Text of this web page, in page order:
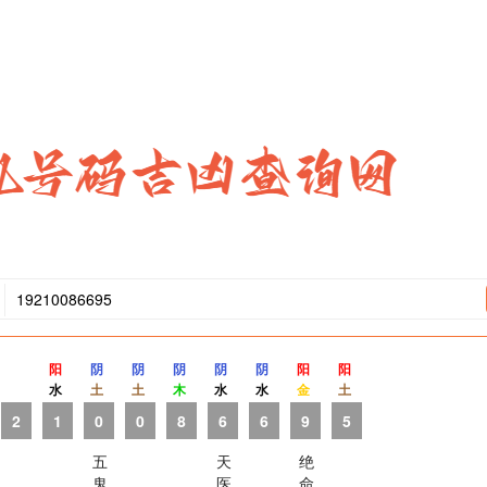
2
阳
水
1
阴
土
0
阴
土
0
阴
木
8
五
鬼
阴
水
6
阴
水
6
天
医
阳
金
9
阳
土
5
绝
命